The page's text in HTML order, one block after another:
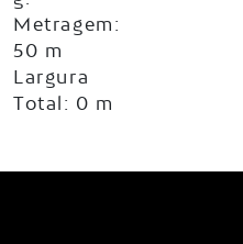
Metragem:
50 m
Largura
Total: 0 m